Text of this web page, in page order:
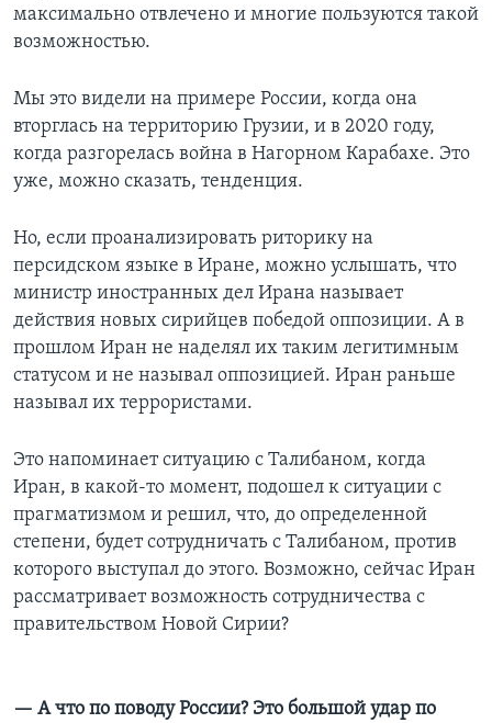
максимально отвлечено и многие пользуются такой
возможностью.
Мы это видели на примере России, когда она
вторглась на территорию Грузии, и в 2020 году,
когда разгорелась война в Нагорном Карабахе. Это
уже, можно сказать, тенденция.
Но, если проанализировать риторику на
персидском языке в Иране, можно услышать, что
министр иностранных дел Ирана называет
действия новых сирийцев победой оппозиции. А в
прошлом Иран не наделял их таким легитимным
статусом и не называл оппозицией. Иран раньше
называл их террористами.
Это напоминает ситуацию с Талибаном, когда
Иран, в какой-то момент, подошел к ситуации с
прагматизмом и решил, что, до определенной
степени, будет сотрудничать с Талибаном, против
которого выступал до этого. Возможно, сейчас Иран
рассматривает возможность сотрудничества с
правительством Новой Сирии?
— А что по поводу России? Это большой удар по